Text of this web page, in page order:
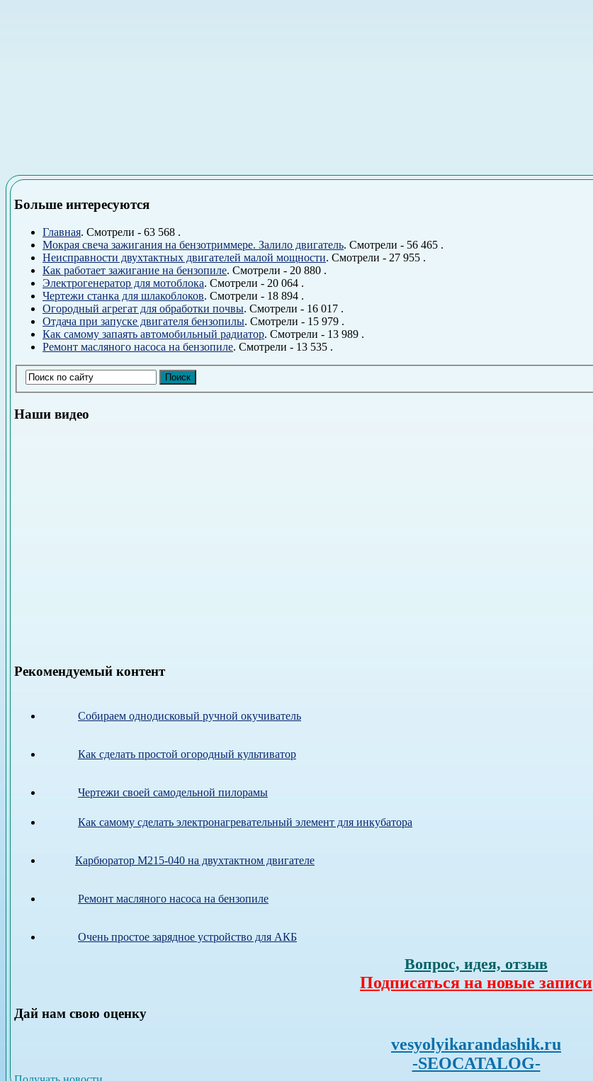
Больше интересуются
Главная. Смотрели - 63 568 .
Мокрая свеча зажигания на бензотриммере. Залило двигатель. Смотрели - 56 465 .
Неисправности двухтактных двигателей малой мощности. Смотрели - 27 955 .
Как работает зажигание на бензопиле. Смотрели - 20 880 .
Электрогенератор для мотоблока. Смотрели - 20 064 .
Чертежи станка для шлакоблоков. Смотрели - 18 894 .
Огородный агрегат для обработки почвы. Смотрели - 16 017 .
Отдача при запуске двигателя бензопилы. Смотрели - 15 979 .
Как самому запаять автомобильный радиатор. Смотрели - 13 989 .
Ремонт масляного насоса на бензопиле. Смотрели - 13 535 .
Наши видео
Рекомендуемый контент
Собираем однодисковый ручной окучиватель
Как сделать простой огородный культиватор
Чертежи своей самодельной пилорамы
Как самому сделать электронагревательный элемент для инкубатора
Карбюратор М215-040 на двухтактном двигателе
Ремонт масляного насоса на бензопиле
Очень простое зарядное устройство для АКБ
Вопрос, идея, отзыв
Подписаться на новые записи
Дай нам свою оценку
vesyolyikarandashik.ru
-SEOCATALOG-